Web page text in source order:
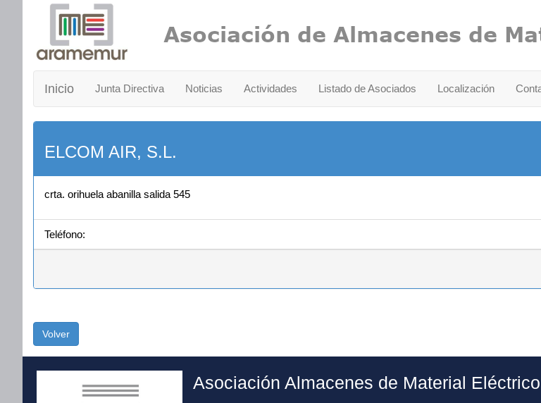
Inicio Junta Directiva Noticias Actividades Listado de Asociados Localización
ELCOM AIR, S.L.
crta. orihuela abanilla salida 545
Teléfono:
Volver
Asociación Almacenes de Material